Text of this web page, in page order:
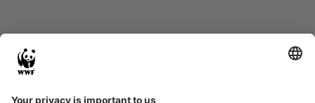
Eine Initiative von